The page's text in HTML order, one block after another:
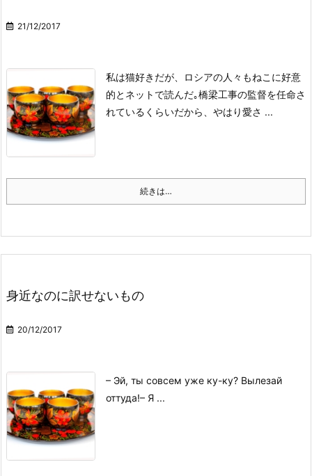
21/12/2017
私は猫好きだが、ロシアの人々もねこに好意
的とネットで読んだ｡橋梁工事の監督を任命さ
れているくらいだから、やはり愛さ ...
続きは…
身近なのに訳せないもの
20/12/2017
– Эй, ты совсем уже ку-ку? Вылезай
оттуда!– Я ...